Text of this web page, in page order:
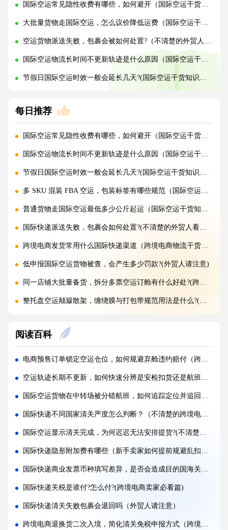
国际空运常见隐性收费有哪些，如何避开（国际空运干货知识分享）
大批量货物走国际空运，怎么议价降低运费（国际空运干货知识分享）
空运货物派送失败，包裹会被如何处置?（不清楚的外贸人看过来）
国际空运物流长时间不更新轨迹是什么原因（国际空运干货知识分享）
节假日国际空运时效一般会延长几天?(国际空运干货知识分享)
每日推荐
国际空运常见隐性收费有哪些，如何避开（国际空运干货知识分享）
国际空运物流长时间不更新轨迹是什么原因（国际空运干货知识分享）
节假日国际空运时效一般会延长几天?(国际空运干货知识分享)
多 SKU 混装 FBA 空运，包装标签有哪些规范（国际空运干货知识分享）
普通货物走国际空运最低多少公斤起运（国际空运干货知识分享）
国际快递派送失败，包裹会如何处置?(不清楚的外贸人看过来)
跨境电商发货常用什么国际快递渠道（跨境电商物流干货知识分享）
低申报国际空运货物被查，会产生多少罚款?(外贸人请注意)
同一店铺大批量备货，拆分多票空运订舱有什么好处?(跨境电商卖家必看篇)
整托盘空运颠簸散架，缠绕膜与打包带规范用法是什么?(国际空运干货知识分享)
多国中转空运，过境海关查验该如何配合举证（国际空运干货知识分享）
多 SKU 混装托盘空运，如何装箱能减少亚马逊人工分拣拉长上架时长?(国际空运干货知识分享)
国际空运低申报被海关预警，第一次预警还有哪些补救放行办法(外贸人请注意)
美国 5106 备案不全，空派货物一定会被扣吗?(不清楚的跨境电商卖家看过来)
亚马逊入仓排队，空派如何缩短上架等待时间?(亚马逊卖家必看篇)
跨境电商 FBA 空运，自主 VAT 清关和集体包税清关分别适配什么场景（亚马逊卖家请注意）
凌晨落地的红眼航班空运，末端机场分拣会额外拉长多久派送时效?(不清楚的外贸人看过来)
国际空运附加费有哪些（燃油、安检、操作费一览）
国际空运运价经常波动（影响空运价格的核心因素）
阅读百科
电商预售订单锁定空运仓位，如何规避弃舱违约赔付（跨境物流干货知识分享）
空运轨迹长期不更新，如何快速分辨是安检扣货还是航班延误（不清楚的跨境电商卖家请注意）
国际空运货物在中转场被分错航班，如何追踪定位并追回原线路（国际空运干货知识分享）
国际快递不同国家清关严度怎么判断？（不清楚的跨境电商卖家看过来）
国际空运显示清关完成，为何迟迟无法安排提货?(不清楚的外贸人看过来)
国际快递隐形附加费有哪些（新手卖家如何提前规避乱扣费）
国际快递商业发票币种填写差异，是否会造成目的国海关估值分歧（跨境卖家请注意）
国际快递关税是谁付?怎么付?(跨境电商卖家必看篇)
国际快递清关失败包裹会退回吗（外贸人请注意）
跨境电商退换货二次入境，简化清关免税申报方式（跨境电商卖家必看篇）